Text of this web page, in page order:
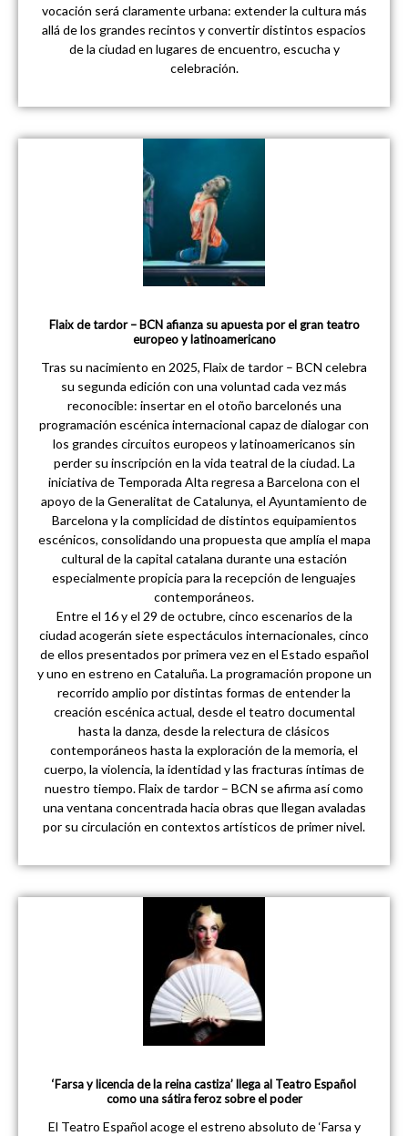
vocación será claramente urbana: extender la cultura más
allá de los grandes recintos y convertir distintos espacios
de la ciudad en lugares de encuentro, escucha y
celebración.
Flaix de tardor – BCN afianza su apuesta por el gran teatro
europeo y latinoamericano
Tras su nacimiento en 2025, Flaix de tardor – BCN celebra
su segunda edición con una voluntad cada vez más
reconocible: insertar en el otoño barcelonés una
programación escénica internacional capaz de dialogar con
los grandes circuitos europeos y latinoamericanos sin
perder su inscripción en la vida teatral de la ciudad. La
iniciativa de Temporada Alta regresa a Barcelona con el
apoyo de la Generalitat de Catalunya, el Ayuntamiento de
Barcelona y la complicidad de distintos equipamientos
escénicos, consolidando una propuesta que amplía el mapa
cultural de la capital catalana durante una estación
especialmente propicia para la recepción de lenguajes
contemporáneos.
Entre el 16 y el 29 de octubre, cinco escenarios de la
ciudad acogerán siete espectáculos internacionales, cinco
de ellos presentados por primera vez en el Estado español
y uno en estreno en Cataluña. La programación propone un
recorrido amplio por distintas formas de entender la
creación escénica actual, desde el teatro documental
hasta la danza, desde la relectura de clásicos
contemporáneos hasta la exploración de la memoria, el
cuerpo, la violencia, la identidad y las fracturas íntimas de
nuestro tiempo. Flaix de tardor – BCN se afirma así como
una ventana concentrada hacia obras que llegan avaladas
por su circulación en contextos artísticos de primer nivel.
‘Farsa y licencia de la reina castiza’ llega al Teatro Español
como una sátira feroz sobre el poder
El Teatro Español acoge el estreno absoluto de ‘Farsa y